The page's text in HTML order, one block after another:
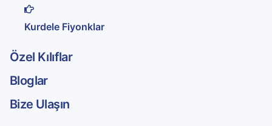
Kurdele Fiyonklar
Özel Kılıflar
Bloglar
Bize Ulaşın